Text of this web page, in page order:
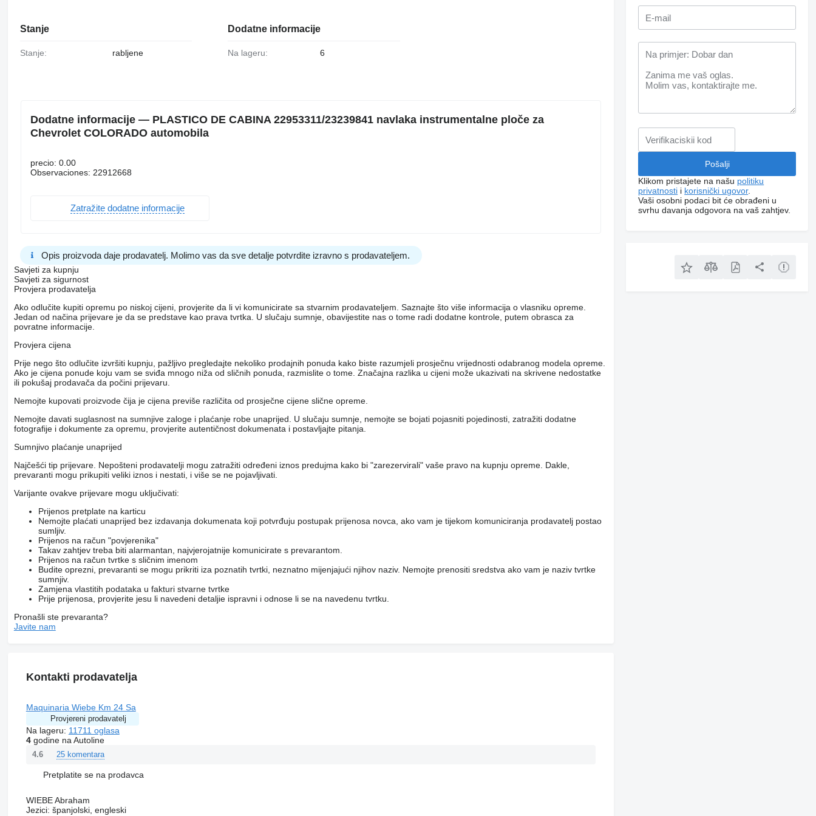
Stanje
Stanje: rabljene
Dodatne informacije
Na lageru: 6
Dodatne informacije — PLASTICO DE CABINA 22953311/23239841 navlaka instrumentalne ploče za
Chevrolet COLORADO automobila
precio: 0.00
Observaciones: 22912668
Zatražite dodatne informacije
Opis proizvoda daje prodavatelj. Molimo vas da sve detalje potvrdite izravno s prodavateljem.
Savjeti za kupnju
Savjeti za sigurnost
Provjera prodavatelja
Ako odlučite kupiti opremu po niskoj cijeni, provjerite da li vi komunicirate sa stvarnim prodavateljem. Saznajte što više informacija o vlasniku opreme.
Jedan od načina prijevare je da se predstave kao prava tvrtka. U slučaju sumnje, obavijestite nas o tome radi dodatne kontrole, putem obrasca za
povratne informacije.
Provjera cijena
Prije nego što odlučite izvršiti kupnju, pažljivo pregledajte nekoliko prodajnih ponuda kako biste razumjeli prosječnu vrijednosti odabranog modela opreme.
Ako je cijena ponude koju vam se sviđa mnogo niža od sličnih ponuda, razmislite o tome. Značajna razlika u cijeni može ukazivati ​​na skrivene nedostatke
ili pokušaj prodavača da počini prijevaru.
Nemojte kupovati proizvode čija je cijena previše različita od prosječne cijene slične opreme.
Nemojte davati suglasnost na sumnjive zaloge i plaćanje robe unaprijed. U slučaju sumnje, nemojte se bojati pojasniti pojedinosti, zatražiti dodatne
fotografije i dokumente za opremu, provjerite autentičnost dokumenata i postavljajte pitanja.
Sumnjivo plaćanje unaprijed
Najčešći tip prijevare. Nepošteni prodavatelji mogu zatražiti određeni iznos predujma kako bi "zarezervirali" vaše pravo na kupnju opreme. Dakle,
prevaranti mogu prikupiti veliki iznos i nestati, i više se ne pojavljivati.
Varijante ovakve prijevare mogu uključivati:
Prijenos pretplate na karticu
Nemojte plaćati unaprijed bez izdavanja dokumenata koji potvrđuju postupak prijenosa novca, ako vam je tijekom komuniciranja prodavatelj postao
sumljiv.
Prijenos na račun "povjerenika"
Takav zahtjev treba biti alarmantan, najvjerojatnije komunicirate s prevarantom.
Prijenos na račun tvrtke s sličnim imenom
Budite oprezni, prevaranti se mogu prikriti iza poznatih tvrtki, neznatno mijenjajući njihov naziv. Nemojte prenositi sredstva ako vam je naziv tvrtke
sumnjiv.
Zamjena vlastitih podataka u fakturi stvarne tvrtke
Prije prijenosa, provjerite jesu li navedeni detaljie ispravni i odnose li se na navedenu tvrtku.
Pronašli ste prevaranta?
Javite nam
Kontakti prodavatelja
Maquinaria Wiebe Km 24 Sa
Provjereni prodavatelj
Na lageru: 11711 oglasa
4godine na Autoline
4.6 25 komentara
Pretplatite se na prodavca
WIEBE Abraham
Jezici: španjolski, engleski
Klikom pristajete na našu politiku
privatnosti i korisnički ugovor.
Vaši osobni podaci bit će obrađeni u
svrhu davanja odgovora na vaš zahtjev.